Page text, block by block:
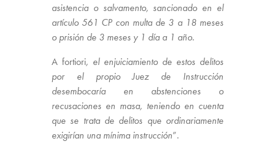
asistencia o salvamento, sancionado en el
artículo 561 CP con multa de 3 a 18 meses
o prisión de 3 meses y 1 día a 1 año.
A fortiori, el enjuiciamiento de estos delitos
por el propio Juez de Instrucción
desembocaría en abstenciones o
recusaciones en masa, teniendo en cuenta
que se trata de delitos que ordinariamente
exigirían una mínima instrucción”.